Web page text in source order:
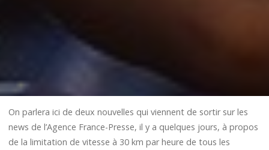
On parlera ici de deux nouvelles qui viennent de sortir sur les
news de l’Agence France-Presse, il y a quelques jours, à propos
de la limitation de vitesse à 30 km par heure de tous les